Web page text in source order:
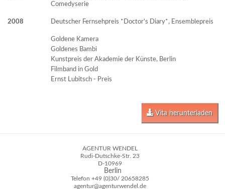
Comedyserie
2008 Deutscher Fernsehpreis *Doctor's Diary*, Ensemblepreis
Goldene Kamera
Goldenes Bambi
Kunstpreis der Akademie der Künste, Berlin
Filmband in Gold
Ernst Lubitsch - Preis
Vita herunterladen
AGENTUR WENDEL
Rudi-Dutschke-Str. 23
D-10969
Berlin
Telefon +49 (0)30/ 20658285
agentur@agenturwendel.de